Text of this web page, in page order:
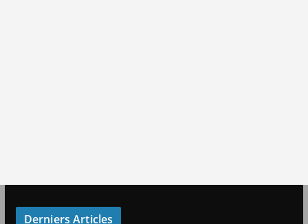
Derniers Articles